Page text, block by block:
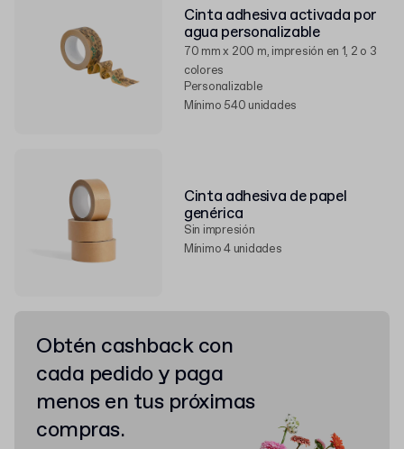
Cinta adhesiva activada por
agua personalizable
70 mm x 200 m, impresión en 1, 2 o 3
colores
Personalizable
Mínimo 540 unidades
Cinta adhesiva de papel
genérica
Sin impresión
Mínimo 4 unidades
Obtén cashback con
cada pedido y paga
menos en tus próximas
compras.